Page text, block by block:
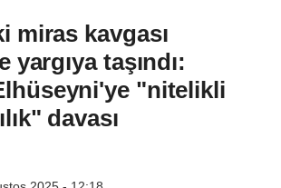
miras kavgası
yargıya taşındı:
"nitelikli
davası